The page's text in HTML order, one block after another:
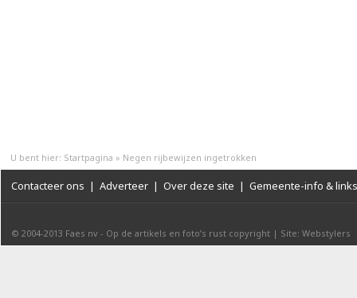
U bent hier: Startpagina » Negen rijbewijzen ingetrokken
Contacteer ons | Adverteer | Over deze site | Gemeente-info & links
© 2004-2013 Faes nv - Op de artikels en foto’s rust copyright | Site: Webstylers